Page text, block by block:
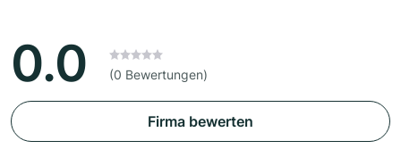
0.0 (0 Bewertungen)
Firma bewerten